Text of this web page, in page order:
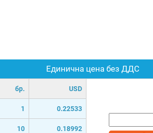
Единична цена без ДДС
бр. USD
1 0.22533
10 0.18992